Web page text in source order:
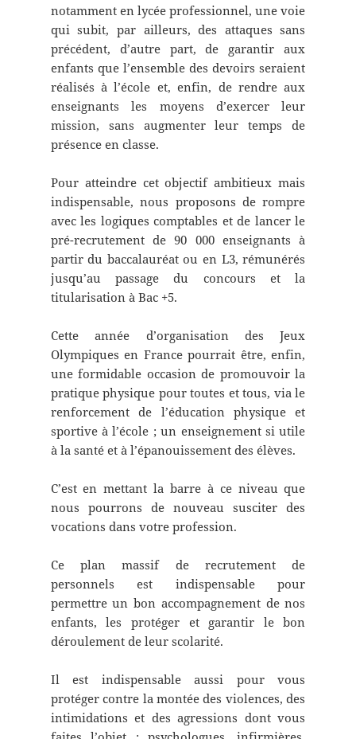
notamment en lycée professionnel, une voie
qui subit, par ailleurs, des attaques sans
précédent, d’autre part, de garantir aux
enfants que l’ensemble des devoirs seraient
réalisés à l’école et, enfin, de rendre aux
enseignants les moyens d’exercer leur
mission, sans augmenter leur temps de
présence en classe.
Pour atteindre cet objectif ambitieux mais
indispensable, nous proposons de rompre
avec les logiques comptables et de lancer le
pré-recrutement de 90 000 enseignants à
partir du baccalauréat ou en L3, rémunérés
jusqu’au passage du concours et la
titularisation à Bac +5.
Cette année d’organisation des Jeux
Olympiques en France pourrait être, enfin,
une formidable occasion de promouvoir la
pratique physique pour toutes et tous, via le
renforcement de l’éducation physique et
sportive à l’école ; un enseignement si utile
à la santé et à l’épanouissement des élèves.
C’est en mettant la barre à ce niveau que
nous pourrons de nouveau susciter des
vocations dans votre profession.
Ce plan massif de recrutement de
personnels est indispensable pour
permettre un bon accompagnement de nos
enfants, les protéger et garantir le bon
déroulement de leur scolarité.
Il est indispensable aussi pour vous
protéger contre la montée des violences, des
intimidations et des agressions dont vous